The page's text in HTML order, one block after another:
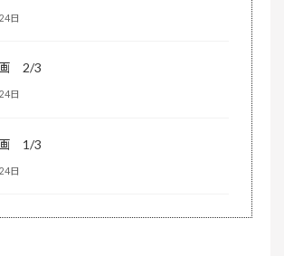
日
画 2/3
日
画 1/3
日